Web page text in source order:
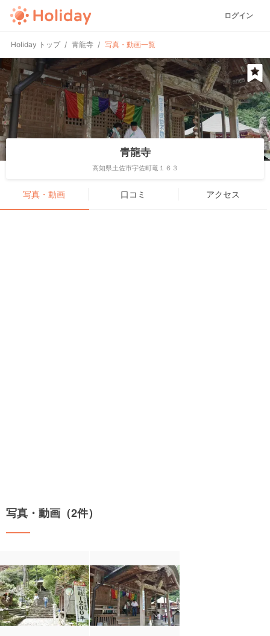
ログイン
Holiday トップ 青龍寺 写真・動画一覧
青龍寺
高知県土佐市宇佐町竜１６３
写真・動画 口コミ アクセス
写真・動画（2件）